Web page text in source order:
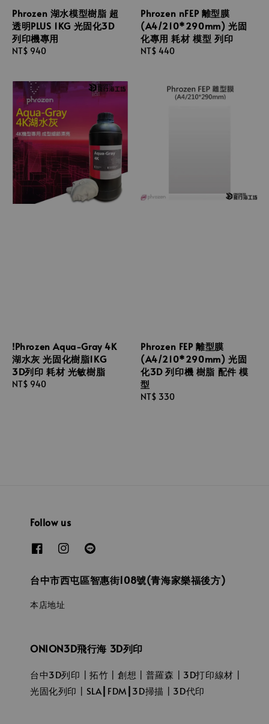
Phrozen 湖水模型樹脂 超
透明PLUS 1KG 光固化3D
列印機專用
Regular
NT$ 940
Phrozen nFEP 離型膜
(A4/210*290mm) 光固
化專用 耗材 模型 列印
Regular
NT$ 440
!Phrozen Aqua-Gray 4K
湖水灰 光固化樹脂1KG
3D列印 耗材 光敏樹脂
Regular
NT$ 940
Phrozen FEP 離型膜
(A4/210*290mm) 光固
化3D 列印機 樹脂 配件 模
型
Regular
NT$ 330
Follow us
台中市西屯區智惠街108號(青海家樂福後方)
本店地址
ONION3D飛行海 3D列印
台中3D列印┃拓竹┃創想┃普羅森┃3D打印線材┃
光固化列印┃SLA┃FDM┃3D掃描┃3D代印